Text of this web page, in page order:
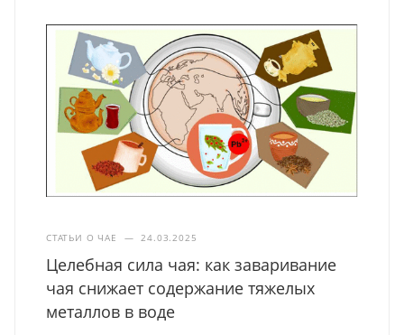
СТАТЬИ О ЧАЕ — 24.03.2025
Целебная сила чая: как заваривание
чая снижает содержание тяжелых
металлов в воде